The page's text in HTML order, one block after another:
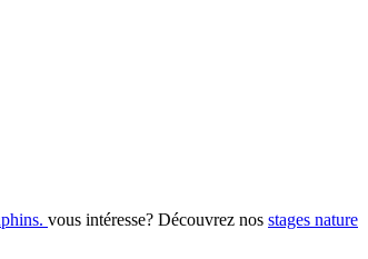
vous intéresse? Découvrez nos stages nature